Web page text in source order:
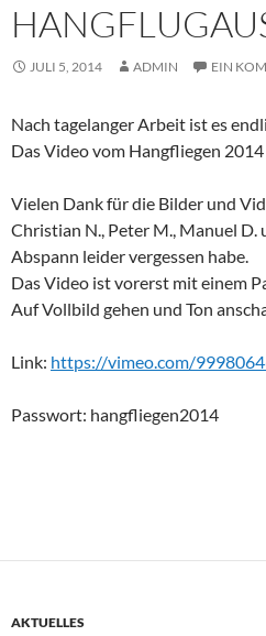
JULI 5, 2014 ADMIN EIN
Nach tagelanger Arbeit ist es
Das Video vom Hangfliegen
Vielen Dank für die Bilder und
Christian N., Peter M., Manuel D.
Abspann leider vergessen habe.
Das Video ist vorerst mit einem
Auf Vollbild gehen und Ton
Link: https://vimeo.com/
Passwort: hangfliegen2014
AKTUELLES